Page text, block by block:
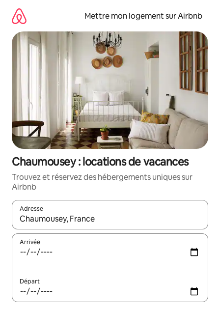
directement
contenu
Mettre mon logement sur Airbnb
Chaumousey : locations de vacances
Trouvez et réservez des hébergements uniques sur
Airbnb
Adresse
Lorsque les résultats s'affichent, utilisez les flèches vers le
Arrivée
Départ